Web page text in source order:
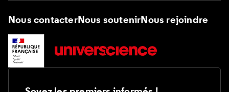
Nous contacterNous soutenirNous rejoindre